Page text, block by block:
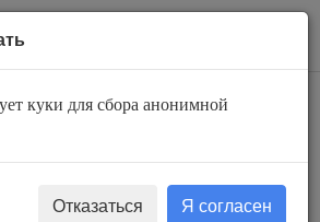
с демоном
куки для сбора анонимной
Отказаться Я согласен